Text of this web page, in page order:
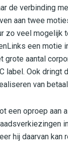
de verbinding
aan twee
zo veel mogelijk
een motie
grote aantal
label. Ook dringt
van
een oproep aan
hij daarvan kan